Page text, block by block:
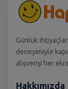
Günlük
deneyimiyle
alışverişi her
Hakkımızda